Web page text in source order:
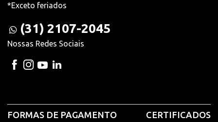
*Exceto feriados
(31) 2107-2045
Nossas Redes Sociais
FORMAS DE PAGAMENTO CERTIFICADOS